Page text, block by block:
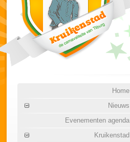
Home
Nieuws
Evenementen agenda
Kruikenstad